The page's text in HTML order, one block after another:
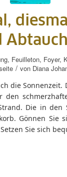
, Feuilleton, Foyer,
/ von Diana
die Sonnenzeit.
den
Die in den
Gönnen Sie
Sie sich